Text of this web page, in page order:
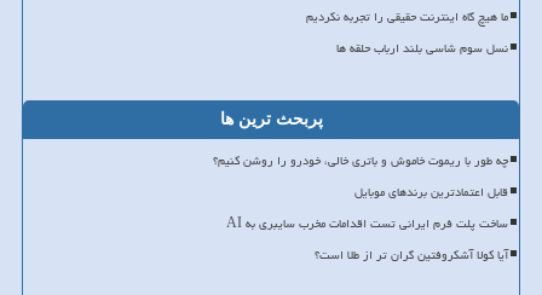
ما هیچ گاه اینترنت حقیقی را تجربه نکردیم
نسل سوم شاسی بلند ارباب حلقه ها
پربحث ترین ها
چه طور با ریموت خاموش و باتری خالی، خودرو را روشن کنیم؟
قابل اعتمادترین برندهای موبایل
ساخت پلت فرم ایرانی تست اقدامات مخرب سایبری به AI
آیا کولا آشکروفتین گران تر از طلا است؟